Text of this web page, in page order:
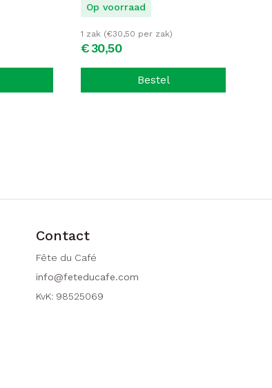
Op voorraad
€30,50
1 zak (€30,50 per zak)
Bestel
Contact
Fête du Café
info@feteducafe.com
KvK: 98525069